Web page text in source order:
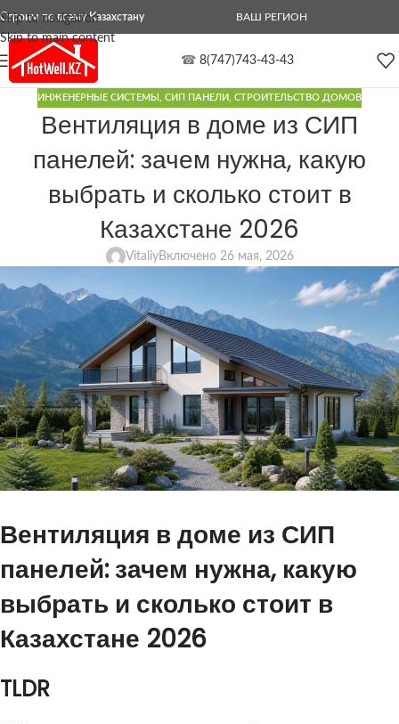
Skip to navigation
Skip to main content
Строим по всему Казахстану ВАШ РЕГИОН
☎ 8(747)743-43-43
ИНЖЕНЕРНЫЕ СИСТЕМЫ СИП ПАНЕЛИ СТРОИТЕЛЬСТВО ДОМОВ
Вентиляция в доме из СИП
панелей: зачем нужна, какую
выбрать и сколько стоит в
Казахстане 2026
VitaliyВключено 26 мая, 2026
Вентиляция в доме из СИП
панелей: зачем нужна, какую
выбрать и сколько стоит в
Казахстане 2026
TLDR